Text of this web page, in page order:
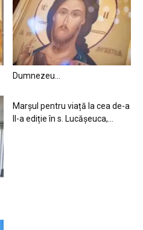
Dumnezeu…
Marșul pentru viață la cea de-a
II-a ediție în s. Lucășeuca,...